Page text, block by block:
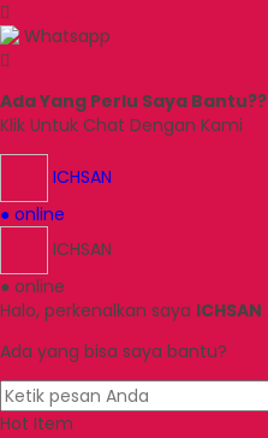
Whatsapp
Ada Yang Perlu Saya Bantu??
Klik Untuk Chat Dengan Kami
ICHSAN
● online
ICHSAN
● online
Halo, perkenalkan saya ICHSAN
Ada yang bisa saya bantu?
Hot Item